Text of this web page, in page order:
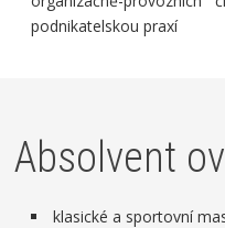
podnikatelskou praxí
Absolvent
klasické a sportovní